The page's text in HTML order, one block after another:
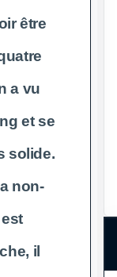
être
a vu
et se
solide.
non-
il